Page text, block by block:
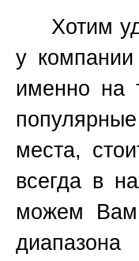
Хотим
у
именно на
места,
всегда в
можем Вам
диапазона